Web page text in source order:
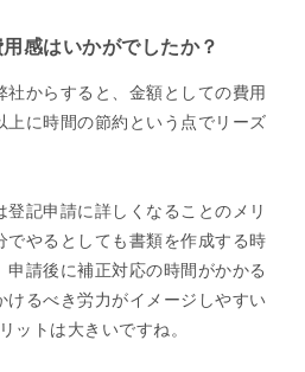
感はいかがでしたか？
からすると、金額としての費用
上に時間の節約という点でリーズ
記申請に詳しくなることのメリ
でやるとしても書類を作成する時
請後に補正対応の時間がかかる
けるべき労力がイメージしやすい
ットは大きいですね。